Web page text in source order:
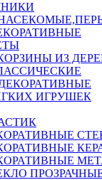
ИЗ
ИГРУШЕК